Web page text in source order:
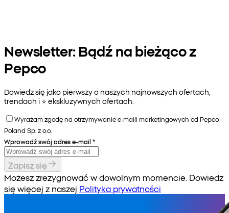
Newsletter: Bądź na bieżąco z
Pepco
Dowiedz się jako pierwszy o naszych najnowszych ofertach,
trendach i ⭐️ ekskluzywnych ofertach.
Wyrażam zgodę na otrzymywanie e-maili marketingowych od Pepco
Poland Sp. z o.o.
Wprowadź swój adres e-mail *
Zapisz się
Możesz zrezygnować w dowolnym momencie. Dowiedz
się więcej z naszej Polityka prywatności